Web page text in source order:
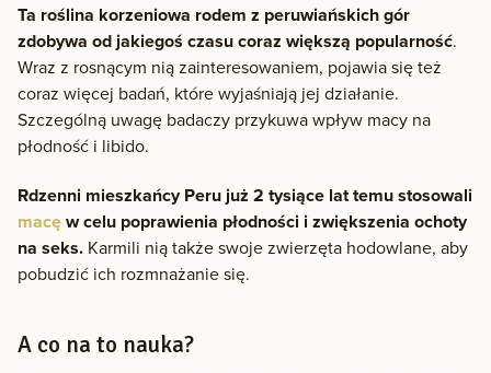
Ta roślina korzeniowa rodem z peruwiańskich gór
zdobywa od jakiegoś czasu coraz większą popularność.
Wraz z rosnącym nią zainteresowaniem, pojawia się też
coraz więcej badań, które wyjaśniają jej działanie.
Szczególną uwagę badaczy przykuwa wpływ macy na
płodność i libido.
Rdzenni mieszkańcy Peru już 2 tysiące lat temu stosowali
macęw celu poprawienia płodności i zwiększenia ochoty
na seks. Karmili nią także swoje zwierzęta hodowlane, aby
pobudzić ich rozmnażanie się.
A co na to nauka?